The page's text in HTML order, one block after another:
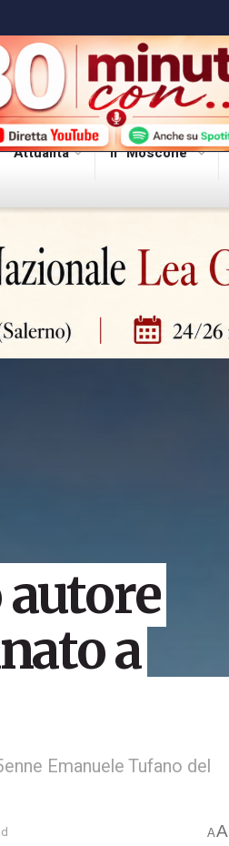
Attualità Il “Moscone”
a
Emanuele Tufano del
AA